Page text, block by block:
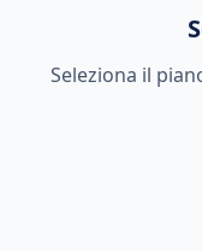
Seleziona il